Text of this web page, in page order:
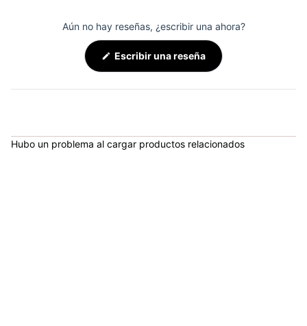
Aún no hay reseñas, ¿escribir una ahora?
Escribir una reseña(Se
abre
en
nueva
Hubo un problema al cargar productos relacionados